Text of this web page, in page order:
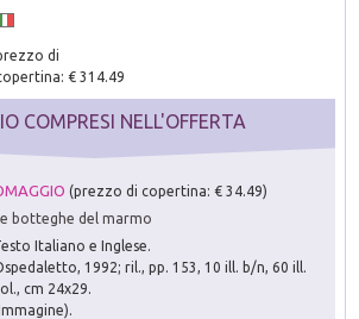
di
€ 314.49
COMPRESI NELL'OFFERTA
(prezzo di copertina: € 34.49)
Le botteghe del marmo
Italiano e Inglese.
1992; ril., pp. 153, 10 ill. b/n, 60 ill.
cm 24x29.